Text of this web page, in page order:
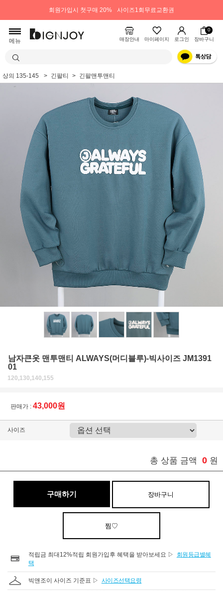
회원가입시 첫구매 20% 사이즈1회무료교환권
메뉴 매장안내 마이페이지 로그인
0
장바구니
상의 135-145 긴팔티 긴팔맨투맨티
남자큰옷 맨투맨티 ALWAYS(머디블루)-빅사이즈 JM1391
01
120,130,140,155
판매가 : 43,000원
사이즈
총 상품 금액 0 원
구매하기 장바구니
찜♡
적립금 최대12%적립 회원가입후 혜택을 받아보세요 ▷
회원등급별혜
택
빅앤조이 사이즈 기준표 ▷ 사이즈선택요령